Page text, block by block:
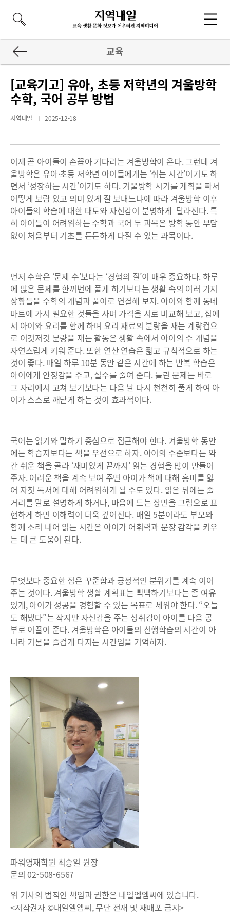
교육
[교육기고] 유아, 초등 저학년의 겨울방학
수학, 국어 공부 방법
지역내일 2025-12-18
이제 곧 아이들이 손꼽아 기다리는 겨울방학이 온다. 그런데 겨
울방학은 유아·초등 저학년 아이들에게는 ‘쉬는 시간’이기도 하
면서 ‘성장하는 시간’이기도 하다. 겨울방학 시기를 계획을 짜서
어떻게 보람 있고 의미 있게 잘 보내느냐에 따라 겨울방학 이후
아이들의 학습에 대한 태도와 자신감이 분명하게 달라진다. 특
히 아이들이 어려워하는 수학과 국어 두 과목은 방학 동안 부담
없이 처음부터 기초를 튼튼하게 다질 수 있는 과목이다.
먼저 수학은 ‘문제 수’보다는 ‘경험의 질’이 매우 중요하다. 하루
에 많은 문제를 한꺼번에 풀게 하기보다는 생활 속의 여러 가지
상황들을 수학의 개념과 풀이로 연결해 보자. 아이와 함께 동네
마트에 가서 필요한 것들을 사며 가격을 서로 비교해 보고, 집에
서 아이와 요리를 함께 하며 요리 재료의 분량을 재는 계량컵으
로 이것저것 분량을 재는 활동은 생활 속에서 아이의 수 개념을
자연스럽게 키워 준다. 또한 연산 연습은 짧고 규칙적으로 하는
것이 좋다. 매일 하루 10분 동안 같은 시간에 하는 반복 학습은
아이에게 안정감을 주고, 실수를 줄여 준다. 틀린 문제는 바로
그 자리에서 고쳐 보기보다는 다음 날 다시 천천히 풀게 하여 아
이가 스스로 깨닫게 하는 것이 효과적이다.
국어는 읽기와 말하기 중심으로 접근해야 한다. 겨울방학 동안
에는 학습지보다는 책을 우선으로 하자. 아이의 수준보다는 약
간 쉬운 책을 골라 ‘재미있게 끝까지’ 읽는 경험을 많이 만들어
주자. 어려운 책을 계속 보여 주면 아이가 책에 대해 흥미를 잃
어 자칫 독서에 대해 어려워하게 될 수도 있다. 읽은 뒤에는 줄
거리를 말로 설명하게 하거나, 마음에 드는 장면을 그림으로 표
현하게 하면 이해력이 더욱 깊어진다. 매일 5분이라도 부모와
함께 소리 내어 읽는 시간은 아이가 어휘력과 문장 감각을 키우
는 데 큰 도움이 된다.
무엇보다 중요한 점은 꾸준함과 긍정적인 분위기를 계속 이어
주는 것이다. 겨울방학 생활 계획표는 빡빡하기보다는 좀 여유
있게, 아이가 성공을 경험할 수 있는 목표로 세워야 한다. “오늘
도 해냈다”는 작지만 자신감을 주는 성취감이 아이를 다음 공
부로 이끌어 준다. 겨울방학은 아이들의 선행학습의 시간이 아
니라 기본을 즐겁게 다지는 시간임을 기억하자.
파워영재학원 최승일 원장
문의 02-508-6567
위 기사의 법적인 책임과 권한은 내일엘엠씨에 있습니다.
<저작권자 ©내일엘엠씨, 무단 전재 및 재배포 금지>